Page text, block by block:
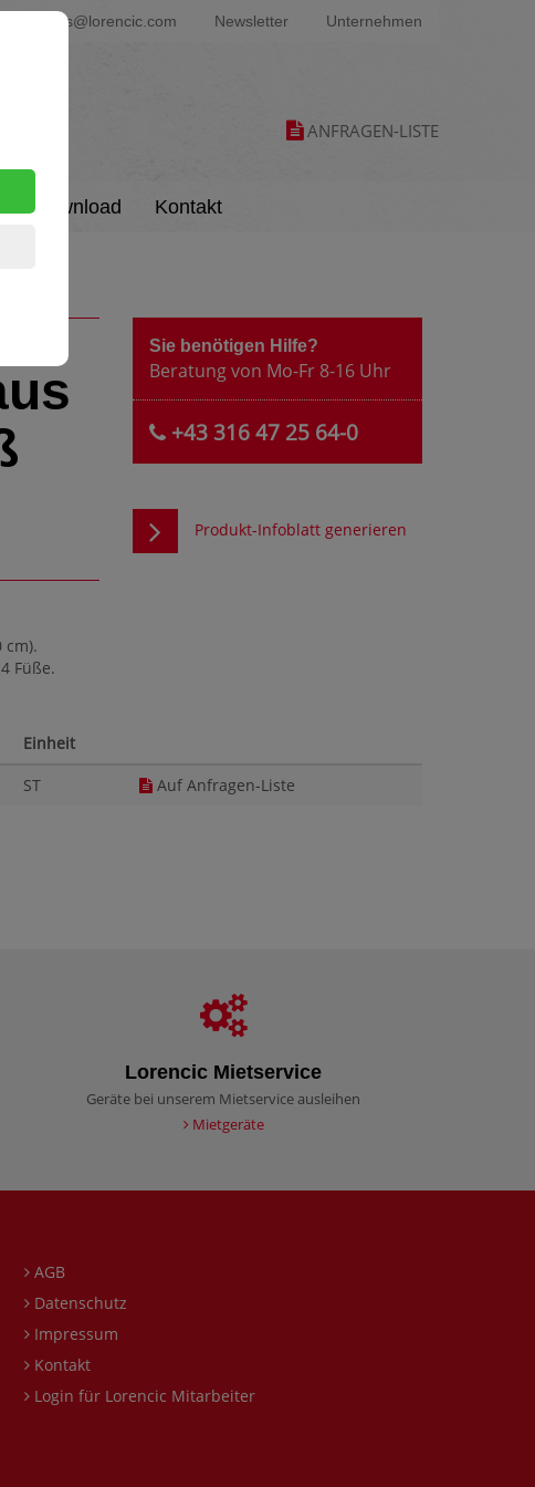
Newsletter Unternehmen
ANFRAGEN-LISTE
Download Kontakt
cm).
Füße.
Sie benötigen Hilfe?
Beratung von Mo-Fr 8-16 Uhr
+43 316 47 25 64-0
Produkt-Infoblatt generieren
Einheit
ST Auf Anfragen-Liste
Lorencic Mietservice
Geräte bei unserem Mietservice ausleihen
Mietgeräte
AGB
Datenschutz
Impressum
Kontakt
Login für Lorencic Mitarbeiter